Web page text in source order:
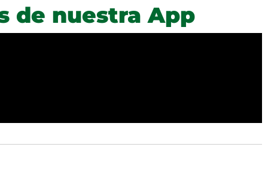
de nuestra App